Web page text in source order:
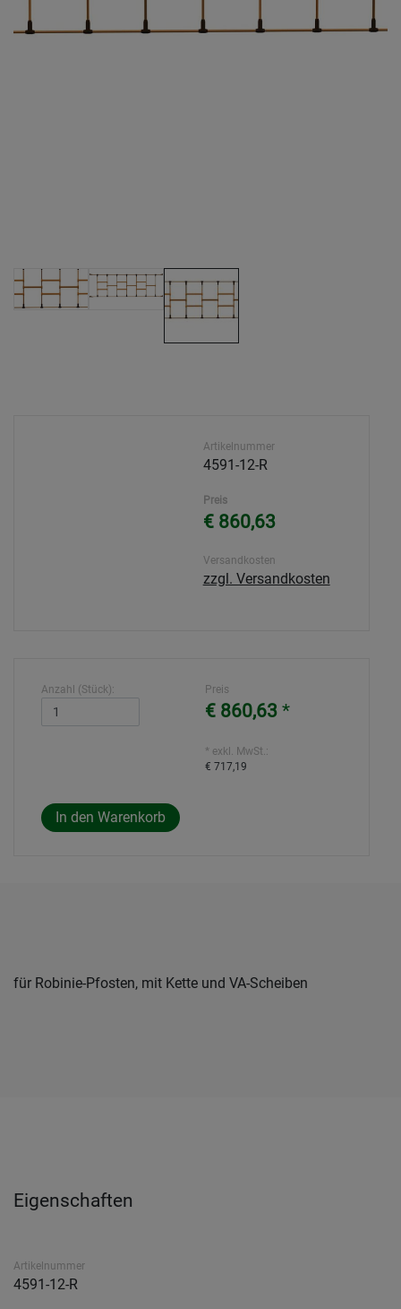
Artikelnummer
4591-12-R
Preis
€ 860,63
Versandkosten
zzgl. Versandkosten
Anzahl (Stück): Preis
€ 860,63 *
* exkl. MwSt.:
€ 717,19
für Robinie-Pfosten, mit Kette und VA-Scheiben
Eigenschaften
Artikelnummer
4591-12-R